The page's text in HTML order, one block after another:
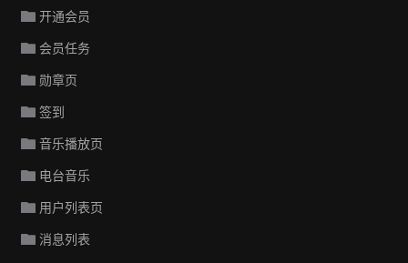
开通会员
会员任务
勋章页
签到
音乐播放页
电台音乐
用户列表页
消息列表